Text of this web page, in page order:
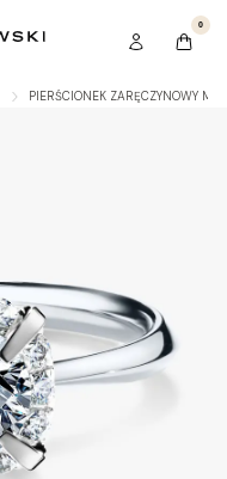
0
PIERŚCIONEK ZARĘCZYNOWY